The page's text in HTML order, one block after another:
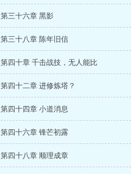
第三十六章 黑影
第三十八章 陈年旧信
第四十章 千击战技，无人能比
第四十二章 进修炼塔？
第四十四章 小道消息
第四十六章 锋芒初露
第四十八章 顺理成章